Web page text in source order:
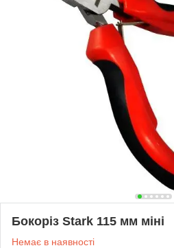
Бокоріз Stark 115 мм міні
Немає в наявності